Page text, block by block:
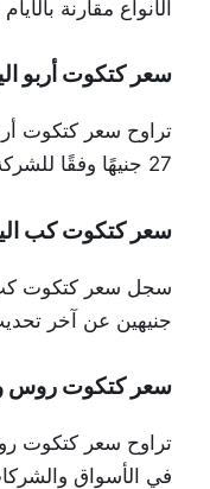
الأنواع مقارنة
سعر كتكوت أربو
27 جنيهًا وفقًا للشركة المنتجة.
سعر كتكوت كب
جنيهين عن آخر
سعر كتكوت روس
في الأسواق